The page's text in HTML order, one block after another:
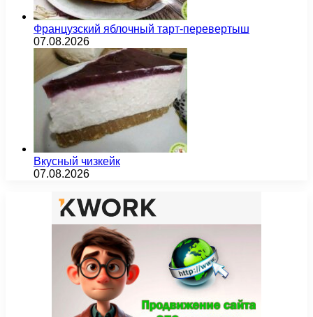
Французский яблочный тарт-перевертыш
07.08.2026
Вкусный чизкейк
07.08.2026